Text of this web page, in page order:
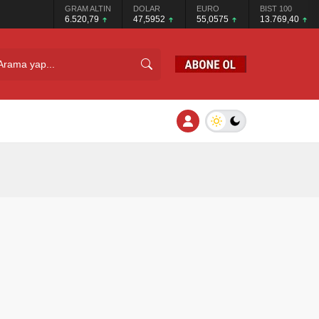
GRAM ALTIN
6.520,79
DOLAR
47,5952
EURO
55,0575
BIST 100
13.769,40